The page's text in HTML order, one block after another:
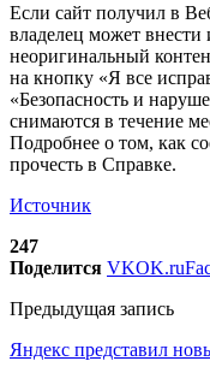
Если сайт получил в
владелец может внести
неоригинальный
на кнопку «Я все
«Безопасность и
снимаются в течение
Подробнее о том, как
прочесть в Справке.
Источник
247
Поделится VKOK.ru
Предыдущая запись
Яндекс представил